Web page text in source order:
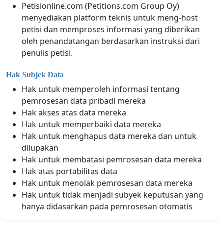
Petisionline.com (Petitions.com Group Oy)
menyediakan platform teknis untuk meng-host
petisi dan memproses informasi yang diberikan
oleh penandatangan berdasarkan instruksi dari
penulis petisi.
Hak Subjek Data
Hak untuk memperoleh informasi tentang
pemrosesan data pribadi mereka
Hak akses atas data mereka
Hak untuk memperbaiki data mereka
Hak untuk menghapus data mereka dan untuk
dilupakan
Hak untuk membatasi pemrosesan data mereka
Hak atas portabilitas data
Hak untuk menolak pemrosesan data mereka
Hak untuk tidak menjadi subyek keputusan yang
hanya didasarkan pada pemrosesan otomatis